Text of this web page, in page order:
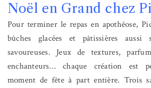
Noël en Grand chez
Pour terminer le repas en apothéose,
bûches glacées et pâtissières aussi
savoureuses. Jeux de textures,
enchanteurs… chaque création est
moment de fête à part entière. Trois